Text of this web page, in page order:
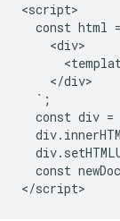
<script>
const html
    <div>
    </div>
  `;
const div =
const